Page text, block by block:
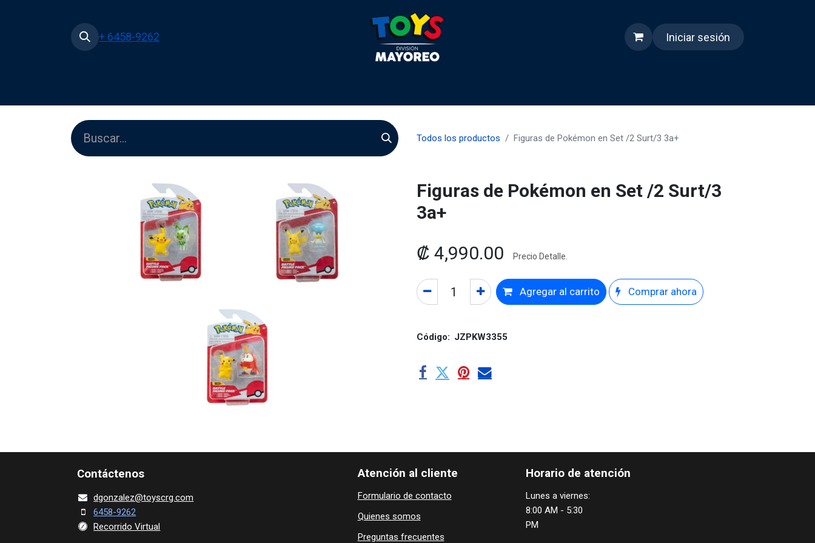
+ 6458-9262 Iniciar sesión
Todos los productos Figuras de Pokémon en Set /2 Surt/3 3a+
Figuras de Pokémon en Set /2 Surt/3
3a+
₡ 4,990.00 Precio Detalle.
Agregar al carrito Comprar ahora
Código: JZPKW3355
Contácte​nos
dgonza​lez@toy​scrg.c​o​m
6458-9262
Recorrido Virtual
Horario de atención
Lunes a viernes:
8:00 AM - 5:30
PM
Atención al cliente
Formulario de contacto
Quienes ​som​​​os
Preguntas frecuentes